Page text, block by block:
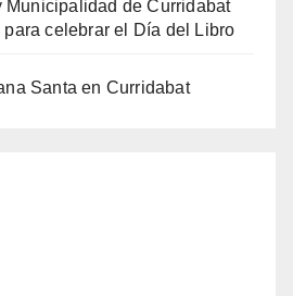
Municipalidad de Curridabat
celebrar el Día del Libro
Santa en Curridabat